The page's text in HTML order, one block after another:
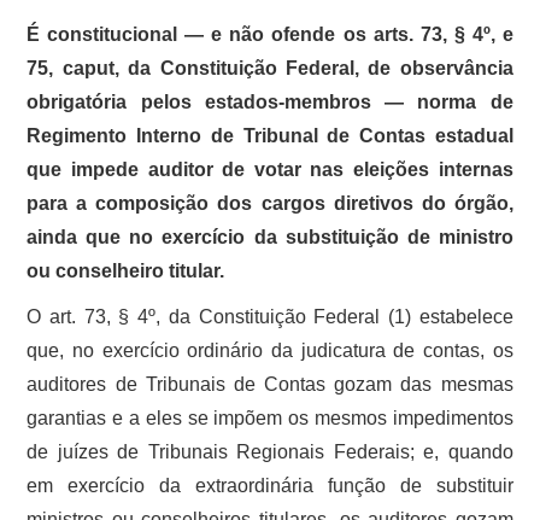
É constitucional — e não ofende os arts. 73, § 4º, e
75, caput, da Constituição Federal, de observância
obrigatória pelos estados-membros — norma de
Regimento Interno de Tribunal de Contas estadual
que impede auditor de votar nas eleições internas
para a composição dos cargos diretivos do órgão,
ainda que no exercício da substituição de ministro
ou conselheiro titular.
O art. 73, § 4º, da Constituição Federal (1) estabelece
que, no exercício ordinário da judicatura de contas, os
auditores de Tribunais de Contas gozam das mesmas
garantias e a eles se impõem os mesmos impedimentos
de juízes de Tribunais Regionais Federais; e, quando
em exercício da extraordinária função de substituir